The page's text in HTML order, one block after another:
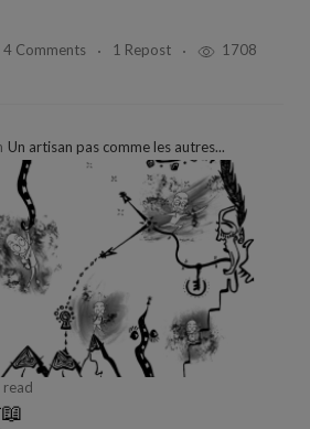
4 Comments 1 Repost 1708
Un artisan pas comme les autres...
read